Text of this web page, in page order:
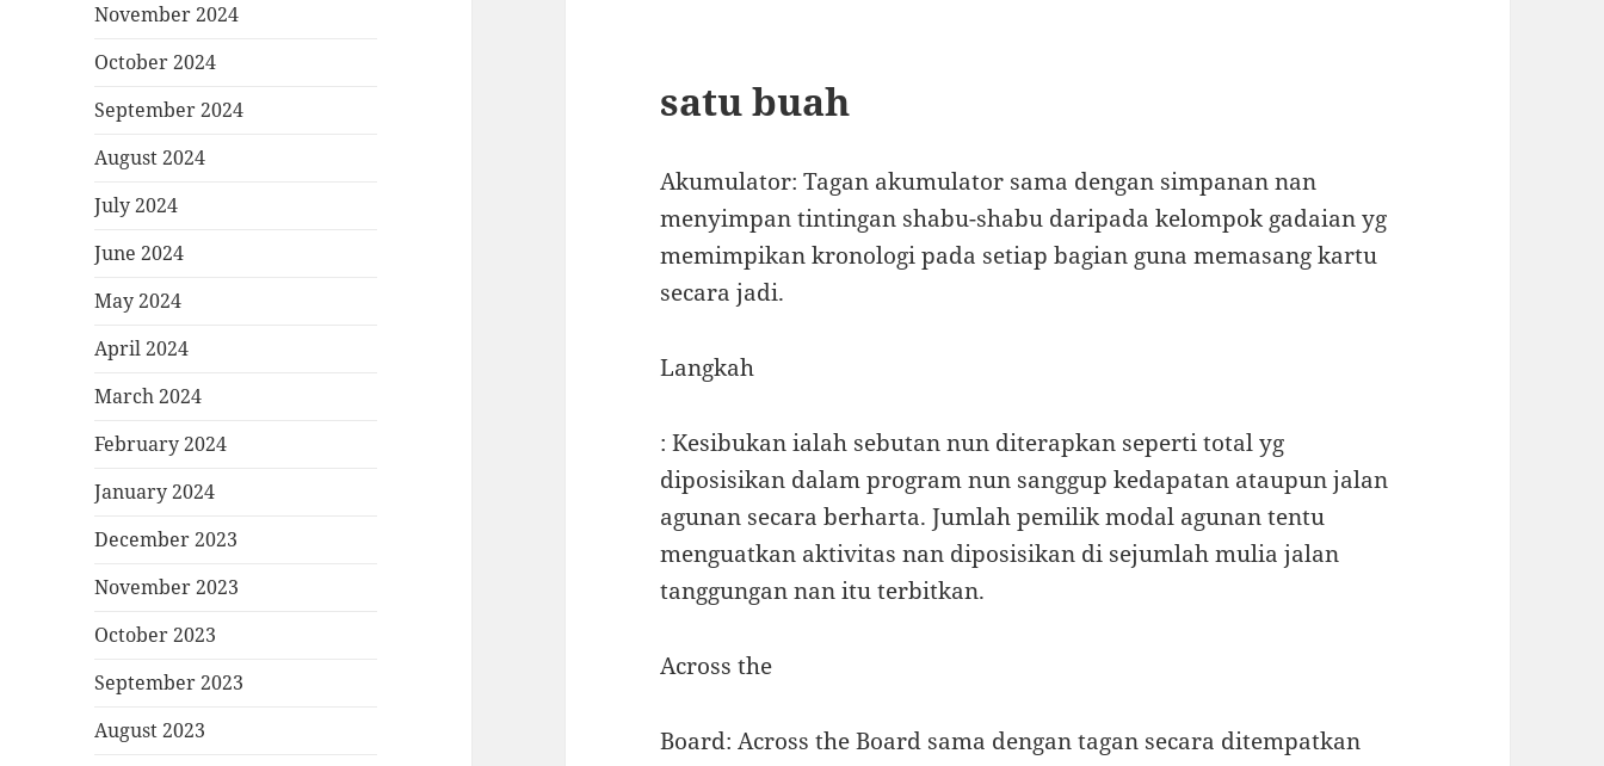
November 2024
October 2024
September 2024
August 2024
July 2024
June 2024
May 2024
April 2024
March 2024
February 2024
January 2024
December 2023
November 2023
October 2023
September 2023
August 2023
satu buah
Akumulator: Tagan akumulator sama dengan simpanan nan
menyimpan tintingan shabu-shabu daripada kelompok gadaian yg
memimpikan kronologi pada setiap bagian guna memasang kartu
secara jadi.
Langkah
: Kesibukan ialah sebutan nun diterapkan seperti total yg
diposisikan dalam program nun sanggup kedapatan ataupun jalan
agunan secara berharta. Jumlah pemilik modal agunan tentu
menguatkan aktivitas nan diposisikan di sejumlah mulia jalan
tanggungan nan itu terbitkan.
Across the
Board: Across the Board sama dengan tagan secara ditempatkan